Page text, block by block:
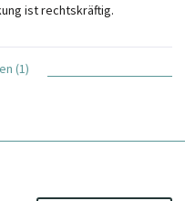
ist rechtskräftig.
(1)